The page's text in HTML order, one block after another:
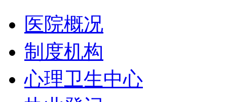
医院概况
制度机构
心理卫生中心